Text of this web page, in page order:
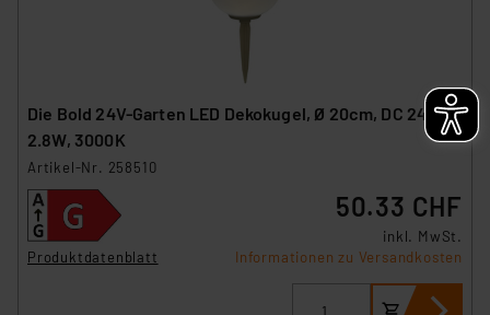
Die Bold 24V-Garten LED Dekokugel, Ø 20cm, DC 24V,
2.8W, 3000K
Artikel-Nr. 258510
Produktdatenblatt
50.33 CHF
inkl. MwSt.
Informationen zu Versandkosten